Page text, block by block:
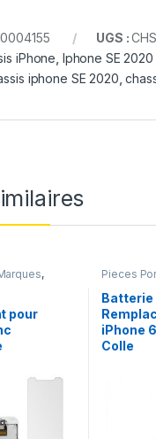
UGS :
iPhone Iphone SE
iphone SE 2020 ,
,
pour
Pieces
chargeurs
Batterie
iPhone
Colle